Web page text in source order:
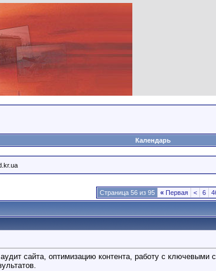
Календарь
Страница 56 из 95 « Первая < 6
сайта, оптимизацию контента, работу с ключевыми